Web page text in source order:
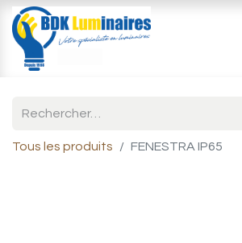
Tous les produits FENESTRA IP65